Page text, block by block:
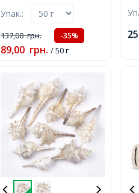
16-45x8-27x8-27мм,
Отвір 1-2мм, близько
30шт/50г,
Упак.:
137,00грн. -35%
89,00 грн. / 50 г